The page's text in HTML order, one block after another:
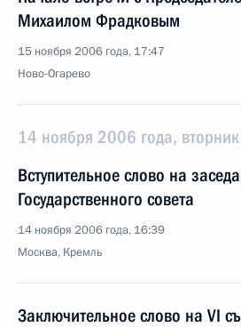
Михаилом Фрадковым
15 ноября 2006 года, 17:47
Ново-Огарево
14 ноября 2006 года, вторник
Вступительное слово на
Государственного совета
14 ноября 2006 года, 16:39
Москва, Кремль
Заключительное слово на VI